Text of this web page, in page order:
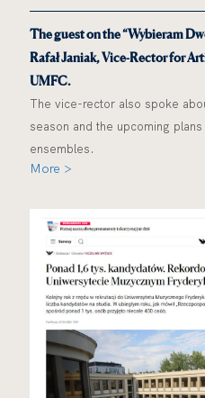
The guest on the “Wybieram
Rafał Janiak, Vice-Rector for
UMFC.
The vice-rector also spoke
season and the upcoming
ensembles.
More >